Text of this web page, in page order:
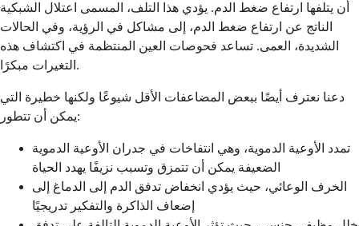
أن يتلفها ارتفاع ضغط الدم. يؤدي هذا التلف، المسمى اعتلال الشبكية
الناتج عن ارتفاع ضغط الدم، إلى مشاكل في الرؤية، وفي الحالات
الشديدة، العمى. تساعد فحوصات العين المنتظمة في اكتشاف هذه
التغيرات مبكرًا.
دعنا نعترف أيضًا ببعض المضاعفات الأقل شيوعًا ولكنها خطيرة التي
يمكن أن تتطور:
تمدد الأوعية الدموية، وهي انتفاخات في جدران الأوعية الدموية
الضعيفة يمكن أن تتمزق وتسبب نزيفًا يهدد الحياة
الخرف الوعائي، حيث يؤدي انخفاض تدفق الدم إلى الدماغ إلى
إضعاف الذاكرة والتفكير تدريجيًا